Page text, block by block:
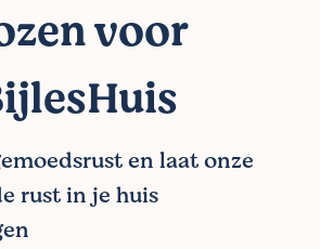
voor
en laat onze
rust in je huis